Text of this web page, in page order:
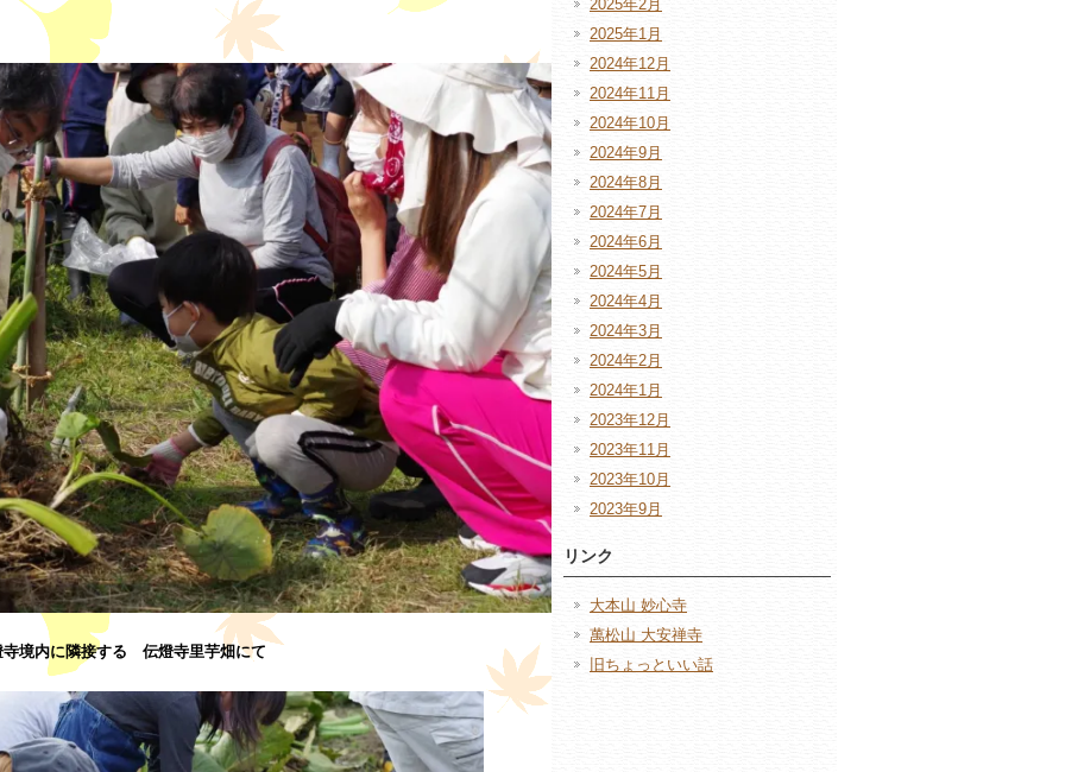
寺境内に隣接する 伝燈寺里芋畑にて
2025年2月
2025年1月
2024年12月
2024年11月
2024年10月
2024年9月
2024年8月
2024年7月
2024年6月
2024年5月
2024年4月
2024年3月
2024年2月
2024年1月
2023年12月
2023年11月
2023年10月
2023年9月
リンク
大本山 妙心寺
萬松山 大安禅寺
旧ちょっといい話